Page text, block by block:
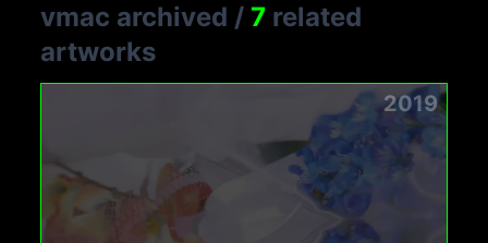
vmac archived / 7 related
artworks
2019